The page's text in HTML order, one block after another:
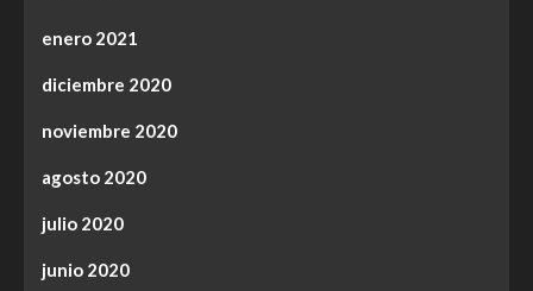
enero 2021
diciembre 2020
noviembre 2020
agosto 2020
julio 2020
junio 2020